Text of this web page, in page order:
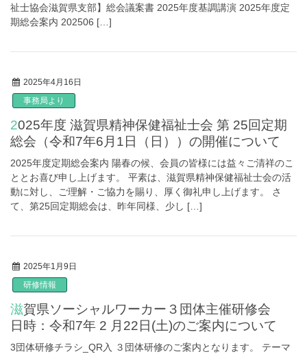
祉士協会滋賀県支部】総会議案書 2025年度基調講演 2025年度定
期総会案内 202506 […]
2025年4月16日
事務局より
2025年度 滋賀県精神保健福祉士会 第 25回定期
総会（令和7年6月1日（日））の開催について
2025年度定期総会案内 陽春の候、会員の皆様には益々ご清祥のこ
ととお喜び申し上げます。 平素は、滋賀県精神保健福祉士会の活
動に対し、ご理解・ご協力を賜り、厚く御礼申し上げます。 さ
て、第25回定期総会は、昨年同様、少し […]
2025年1月9日
研修情報
滋賀県ソーシャルワーカー３団体主催研修会
日時：令和7年 2 ⽉22⽇(⼟)のご案内について
3団体研修チラシ_QR入 ３団体研修のご案内となります。 テーマ